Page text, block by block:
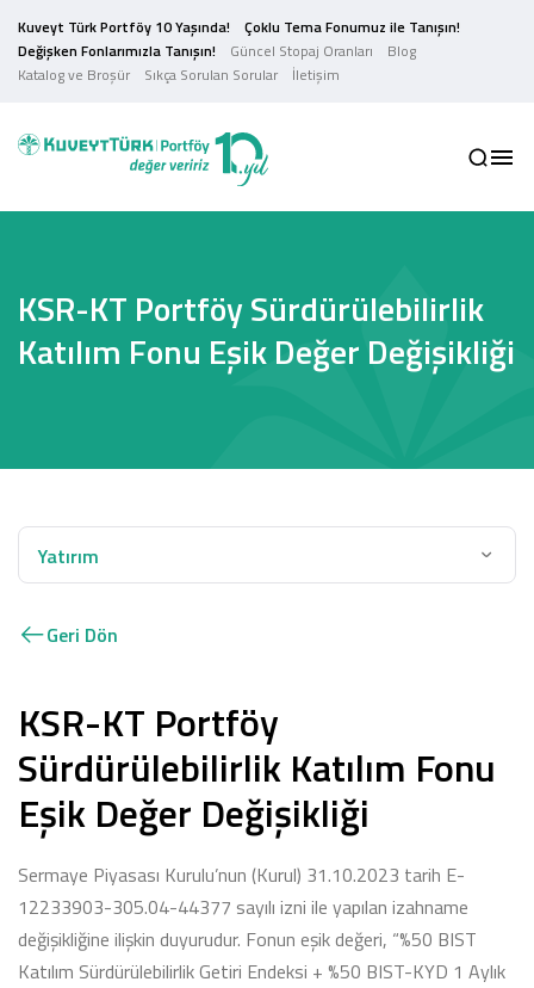
Kuveyt Türk Portföy 10 Yaşında!
Çoklu Tema Fonumuz ile Tanışın!
Değişken Fonlarımızla Tanışın!
Güncel Stopaj Oranları
Blog
Katalog ve Broşür
Sıkça Sorulan Sorular İletişim
KSR-KT Portföy Sürdürülebilirlik
Katılım Fonu Eşik Değer Değişikliği
Yatırım
Geri Dön
KSR-KT Portföy
Sürdürülebilirlik Katılım Fonu
Eşik Değer Değişikliği
Sermaye Piyasası Kurulu’nun (Kurul) 31.10.2023 tarih E-
12233903-305.04-44377 sayılı izni ile yapılan izahname
değişikliğine ilişkin duyurudur. Fonun eşik değeri, “%50 BIST
Katılım Sürdürülebilirlik Getiri Endeksi + %50 BIST-KYD 1 Aylık